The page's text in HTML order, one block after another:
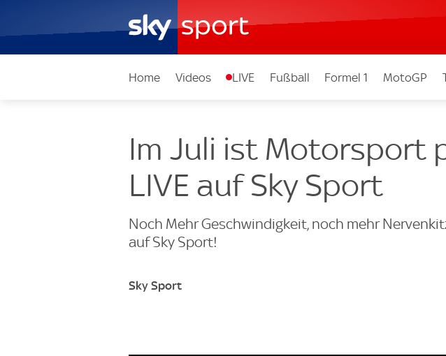
Home Videos LIVE Fußball Formel 1 MotoGP
Im Juli ist Motorsport
LIVE auf Sky Sport
Noch Mehr Geschwindigkeit, noch mehr
auf Sky Sport!
Sky Sport